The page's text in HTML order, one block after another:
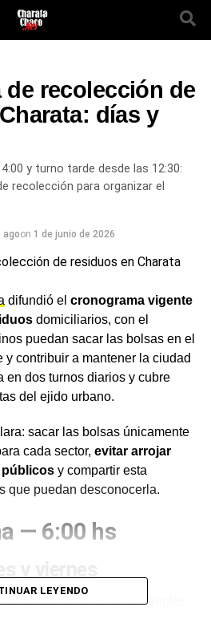
de recolección de
días y
y turno tarde desde las 12:30:
recolección para organizar el
agoon 1 de junio de 2026
difundió el cronograma vigente
domiciliarios, con el
puedan sacar las bolsas en el
y contribuir a mantener la ciudad
en dos turnos diarios y cubre
del ejido urbano.
sacar las bolsas únicamente
cada sector, evitar arrojar
y compartir esta
que puedan desconocerla.
— 6:00 hs
entre las calles Liniers, Pringles,
LEYENDO